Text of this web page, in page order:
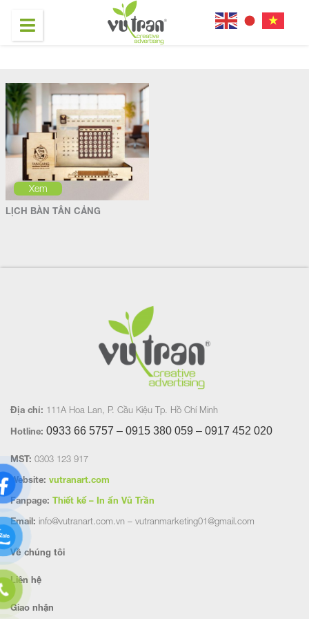
Xem
LỊCH BÀN TÂN CẢNG
Địa chỉ: 111A Hoa Lan, P. Cầu Kiệu Tp. Hồ Chí Minh
Hotline: 0933 66 5757 – 0915 380 059 – 0917 452 020
MST: 0303 123 917
Website: vutranart.com
Fanpage: Thiết kế – In ấn Vũ Trần
Email: info@vutranart.com.vn – vutranmarketing01@gmail.com
Về chúng tôi
Liên hệ
Giao nhận